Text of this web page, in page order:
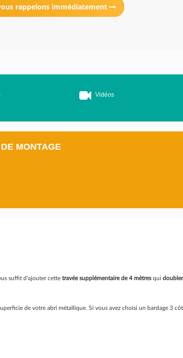
rappelons immédiatement
Vidéos
MONTAGE
suffit d'ajouter cette travée supplémentaire de 4 mètresqui
de votre abri métallique. Si vous avez choisi un bardage 3